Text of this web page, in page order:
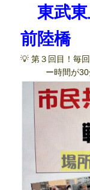
東武東
前陸橋
💡 第３回目！毎
ー時間が30分